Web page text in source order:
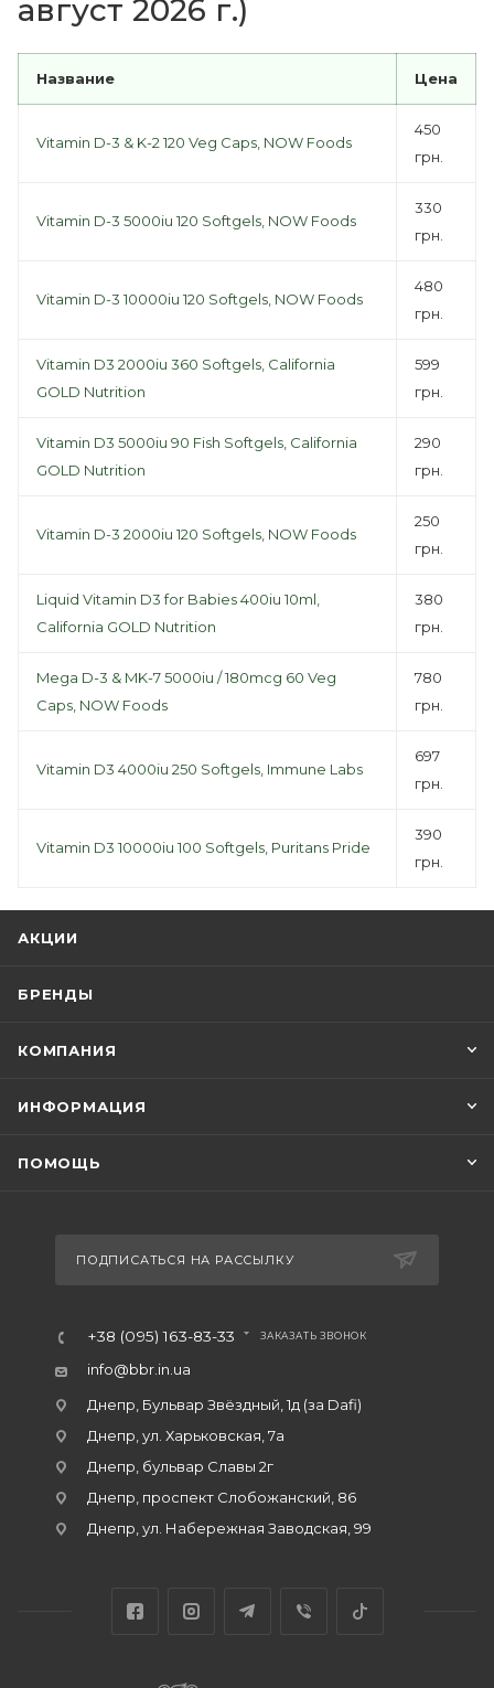
август 2026 г.)
Название Цена
Vitamin D-3 & K-2 120 Veg Caps, NOW Foods
450
грн.
Vitamin D-3 5000iu 120 Softgels, NOW Foods
330
грн.
Vitamin D-3 10000iu 120 Softgels, NOW Foods
480
грн.
Vitamin D3 2000iu 360 Softgels, California
GOLD Nutrition
599
грн.
Vitamin D3 5000iu 90 Fish Softgels, California
GOLD Nutrition
290
грн.
Vitamin D-3 2000iu 120 Softgels, NOW Foods
250
грн.
Liquid Vitamin D3 for Babies 400iu 10ml,
California GOLD Nutrition
380
грн.
Mega D-3 & MK-7 5000iu / 180mcg 60 Veg
Caps, NOW Foods
780
грн.
Vitamin D3 4000iu 250 Softgels, Immune Labs
697
грн.
Vitamin D3 10000iu 100 Softgels, Puritans Pride
390
грн.
АКЦИИ
БРЕНДЫ
КОМПАНИЯ
ИНФОРМАЦИЯ
ПОМОЩЬ
ПОДПИСАТЬСЯ НА РАССЫЛКУ
+38 (095) 163-83-33 ЗАКАЗАТЬ ЗВОНОК
info@bbr.in.ua
Днепр, Бульвар Звёздный, 1д (за Dafi)
Днепр, ул. Харьковская, 7а
Днепр, бульвар Славы 2г
Днепр, проспект Слобожанский, 86
Днепр, ул. Набережная Заводская, 99